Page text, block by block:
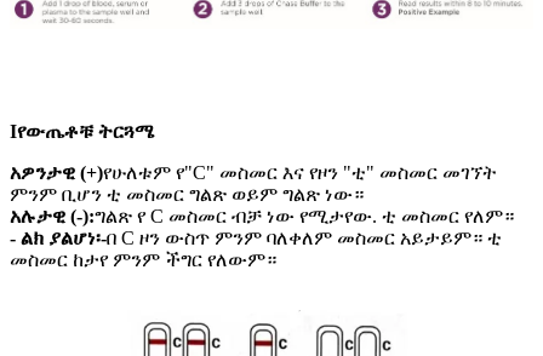
Iየውጤቶቹ ትርጓሜ
አዎንታዊ (+)የሁለቱም የ"C" መስመር እና የዞን "ቲ" መስመር መገኘት
ምንም ቢሆን ቲ መስመር ግልጽ ወይም ግልጽ ነው።
አሉታዊ (-):ግልጽ የ C መስመር ብቻ ነው የሚታየው. ቲ መስመር የለም።
- ልክ ያልሆነ፡-በ C ዞን ውስጥ ምንም ባለቀለም መስመር አይታይም። ቲ
መስመር ከታየ ምንም ችግር የለውም።